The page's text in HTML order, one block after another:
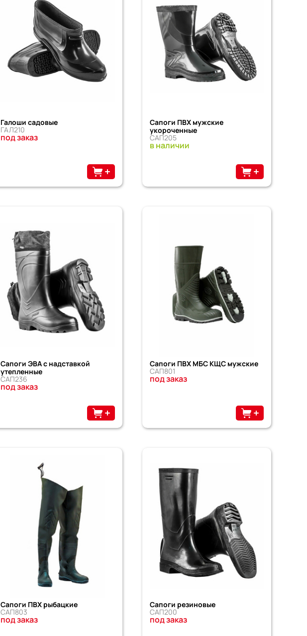
Галоши садовые
ГАЛ210
под заказ
Сапоги ПВХ мужские
укороченные
САП205
в наличии
Сапоги ЭВА с надставкой
утепленные
САП236
под заказ
Сапоги ПВХ МБС КЩС мужские
САП801
под заказ
Сапоги ПВХ рыбацкие
САП803
под заказ
Сапоги резиновые
САП200
под заказ